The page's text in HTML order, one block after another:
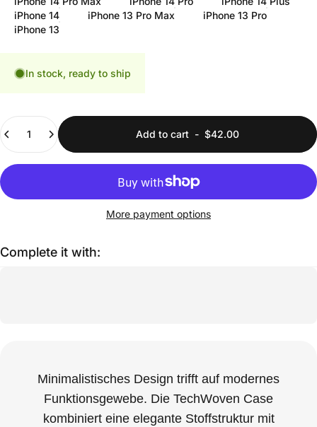
iPhone 14
iPhone 13 Pro Max
iPhone 13 Pro
iPhone 13
In stock, ready to ship
Add to cart - $42.00
More payment options
Complete it with:
Minimalistisches Design trifft auf modernes
Funktionsgewebe. Die TechWoven Case
kombiniert eine elegante Stoffstruktur mit